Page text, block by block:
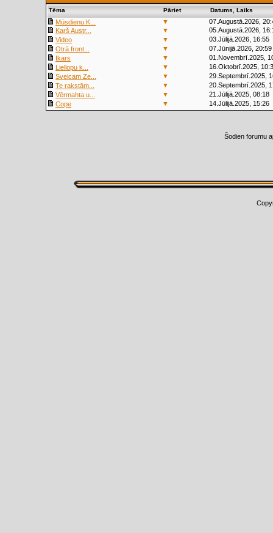
Tēma Pāriet Datums, Laiks
Mūsdienu K... ▼
07.Augustā.2026,
Karš Austr...
▼
05.Augustā.2026,
Video
▼
03.Jūlijā.2026, 16:55
Otrā front...
▼
07.Jūnijā.2026, 20:59
Ikars
▼
01.Novembrī.2025,
Liellopu k...
▼
16.Oktobrī.2025,
Sveicam Ze...
▼
29.Septembrī.2025,
Te rakstām...
▼
20.Septembrī.2025,
Vērmahta u...
▼
21.Jūlijā.2025, 08:18
Cope
▼ 14.Jūlijā.2025, 15:26
Šodien forumu